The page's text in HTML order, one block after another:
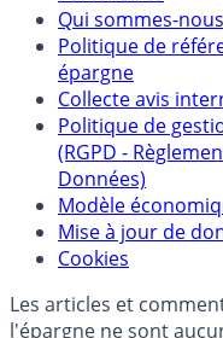
Mentions légales
Partenaires
Qui sommes-nous ?
Politique de
épargne
Collecte avis
Politique de
(RGPD -
Données)
Modèle
Cookies